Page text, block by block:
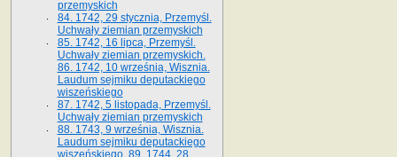
przemyskich
84. 1742, 29 stycznia, Przemyśl.
Uchwały ziemian przemyskich
85. 1742, 16 lipca, Przemyśl.
Uchwały ziemian przemyskich.
86. 1742, 10 września, Wisznia.
Laudum sejmiku deputackiego
wiszeńskiego
87. 1742, 5 listopada, Przemyśl.
Uchwały ziemian przemyskich
88. 1743, 9 września, Wisznia.
Laudum sejmiku deputackiego
wiszeńskiego. 89. 1744, 28